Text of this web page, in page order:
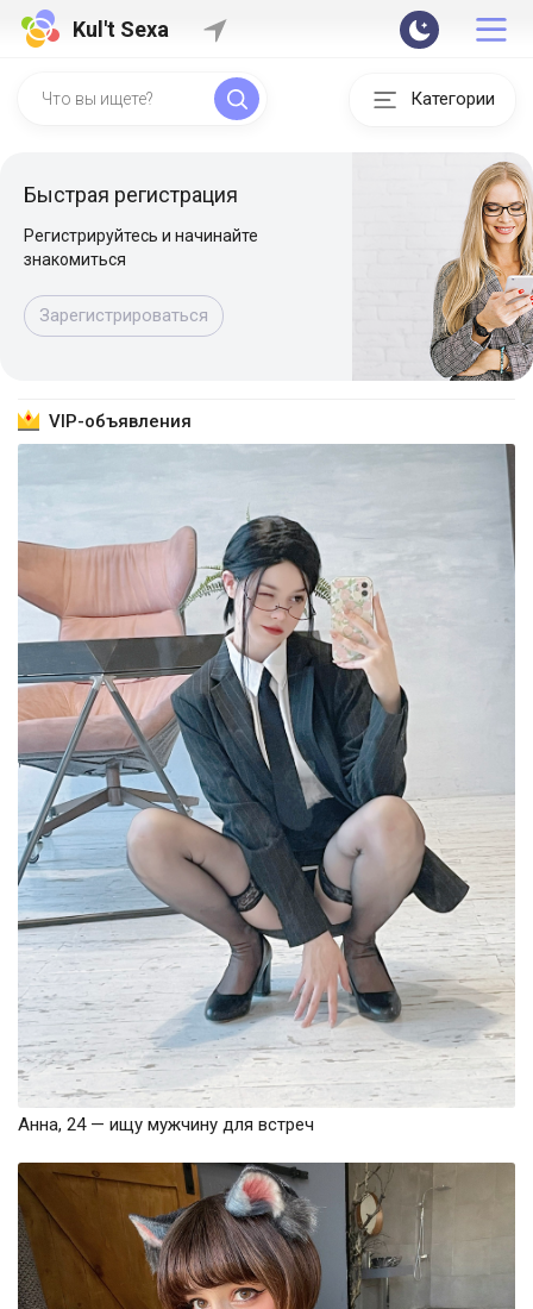
Kul't Sexa
Категории
Быстрая регистрация
Регистрируйтесь и начинайте
знакомиться
Зарегистрироваться
VIP-объявления
Анна, 24 — ищу мужчину для встреч